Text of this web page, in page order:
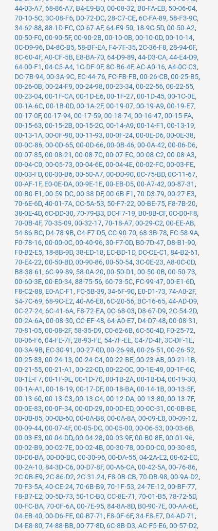
44-03-A7, 68-86-A7, B4-E9-B0, 00-08-32, B0-FA-EB, 50-06-04,
70-10-5C, 3C-08-F6, D0-72-DC, 28-C7-CE, 6C-FA-89, 58-F3-9C,
34-62-88, 88-1D-FC, C0-67-AF, 64-E9-50, 18-9C-5D, 00-50-A2,
00-50-F0, 00-90-5F, 00-90-2B, 00-10-0B, 00-10-0D, 00-10-14,
0C-D9-96, D4-8C-B5, 58-BF-EA, F4-7F-35, 2C-36-F8, 28-94-0F,
8C-60-4F, A0-CF-5B, E8-BA-70, 64-D9-89, 44-D3-CA, 44-E4-D9,
64-00-F1 , 04-C5-A4, 1C-DF-0F, 8C-B6-4F, AC-A0-16, A4-0C-C3,
DC-7B-94, 00-3A-9C, EC-44-76, FC-FB-FB, 00-26-CB, 00-25-B5,
00-26-0B, 00-24-F9, 00-24-98, 00-23-34, 00-22-56, 00-22-55,
00-23-04, 00-1F-CA, 00-1D-E6, 00-1F-27, 00-1D-45, 00-1C-0E,
00-1A-6C, 00-1B-0D, 00-1A-2F, 00-19-07, 00-19-A9, 00-19-E7,
00-17-0F, 00-17-94, 00-17-59, 00-18-74, 00-16-47, 00-15-FA,
00-15-63, 00-15-2B, 00-15-2C, 00-14-A9, 00-14-F1 , 00-13-19,
00-13-1A, 00-0F-90, 00-11-93, 00-0F-24, 00-0E-D6, 00-0E-38,
00-0C-86, 00-0D-65, 00-0D-66, 00-0B-46, 00-0A-42, 00-06-D6,
00-07-85, 00-08-21 , 00-08-7C, 00-07-EC, 00-08-C2, 00-08-A3,
00-04-C0, 00-05-73, 00-04-6E, 00-04-4E, 00-02-FC, 00-03-FE,
00-03-FD, 00-30-B6, 00-50-A7, 00-D0-90, 0C-75-BD, 0C-11-67,
00-AF-1F, E0-0E-DA, 00-9E-1E, 00-EB-D5, 00-A7-42, 00-87-31 ,
00-B0-E1 , 00-59-DC, 00-38-DF, 00-6B-F1 , 70-D3-79, 00-27-E3,
70-6E-6D, 40-01-7A, CC-5A-53, 50-F7-22, 00-BE-75, F8-7B-20,
38-0E-4D, 6C-DD-30, 70-79-B3, DC-F7-19, B0-8B-CF, 0C-D0-F8,
70-0B-4F, 70-35-09, 00-32-17, 70-18-A7, 00-29-C2, 00-EE-AB,
54-86-BC, D4-78-9B, C4-F7-D5, CC-90-70, 68-3B-78, FC-58-9A,
F0-78-16, 00-00-0C, 00-40-96, 30-F7-0D, B0-7D-47, D8-B1-90,
F0-B2-E5, 18-8B-9D, 38-ED-18, EC-BD-1D, DC-CE-C1 , 84-B2-61 ,
70-E4-22, 00-50-BD, 00-90-86, 00-50-54, 3C-0E-23, A8-0C-0D,
B8-38-61 , 6C-99-89, 58-0A-20, 00-50-D1 , 00-50-0B, 00-50-73,
00-60-3E, 00-E0-34, 88-75-56, 60-73-5C, FC-99-47, 00-E1-6D,
F8-C2-88, E0-AC-F1 , FC-5B-39, 34-6F-90, E0-D1-73, 74-A0-2F,
54-7C-69, 68-9C-E2, 40-A6-E8, 6C-20-56, BC-16-65, 44-AD-D9,
0C-27-24, 6C-41-6A, F8-72-EA, 0C-68-03, D8-67-D9, 2C-54-2D,
00-2A-6A, 00-08-30, CC-EF-48, 64-A0-E7, D4-D7-48, 00-08-31 ,
70-81-05, 00-08-2F, 58-35-D9, C0-62-6B, 6C-50-4D, F0-25-72,
00-06-F6, 04-FE-7F, 28-93-FE, 54-7F-EE, C4-7D-4F, 3C-DF-1E,
00-3A-9B, EC-30-91 , 00-27-0D, 00-26-98, 00-26-51 , 00-26-52,
00-25-83, 00-24-13, 00-24-C4, 00-22-BE, 00-23-AB, 00-21-1B,
00-21-55, 00-21-A1 , 00-22-0D, 00-22-0C, 00-1E-49, 00-1F-6C,
00-1E-F7, 00-1F-9E, 00-1D-70, 00-1B-2A, 00-1B-D4, 00-19-30,
00-1A-A1 , 00-18-19, 00-17-DF, 00-18-BA, 00-14-1B, 00-13-5F,
00-13-60, 00-13-C3, 00-13-C4, 00-12-DA, 00-13-80, 00-13-7F,
00-0E-83, 00-0F-34, 00-0D-29, 00-0D-ED, 00-0C-31 , 00-0B-BE,
00-0B-85, 00-0B-60, 00-0A-B8, 00-0A-8A, 00-09-E8, 00-09-12,
00-09-44, 00-07-4F, 00-05-DC, 00-05-00, 00-06-53, 00-03-6B,
00-03-E3, 00-04-DD, 00-04-28, 00-03-9F, 00-B0-8E, 00-01-96,
00-02-B9, 00-02-7E, 00-02-4B, 00-30-78, 00-D0-C0, 00-30-85,
00-D0-BA, 00-D0-BC, 00-30-96, 00-DA-55, 04-2A-E2, 00-62-EC,
00-2A-10, 84-3D-C6, 00-D7-8F, 00-A6-CA, 00-42-5A, 00-76-86,
2C-0B-E9, 2C-86-D2, 2C-31-24, F8-0B-CB, 70-DB-98, 00-9A-D2,
70-F3-5A, 40-CE-24, 70-6B-B9, 70-1F-53, 24-7E-12, 00-BF-77,
F8-B7-E2, 00-5D-73, 50-1C-B0, CC-8E-71 , 70-01-B5, 78-72-5D,
00-FC-BA, 70-0F-6A, 00-7E-95, 84-8A-8D, B0-90-7E, 00-AA-6E,
04-EB-40, 00-D6-FE, 00-B7-71 , F8-0F-6F, 34-F8-E7, D4-AD-71 ,
D4-E8-80, 74-88-BB, 00-77-8D, 6C-8B-D3, AC-F5-E6, 00-57-D2,